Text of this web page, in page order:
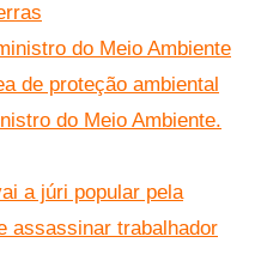
do Meio Ambiente
de proteção ambiental
do Meio Ambiente.
a júri popular pela
assassinar trabalhador